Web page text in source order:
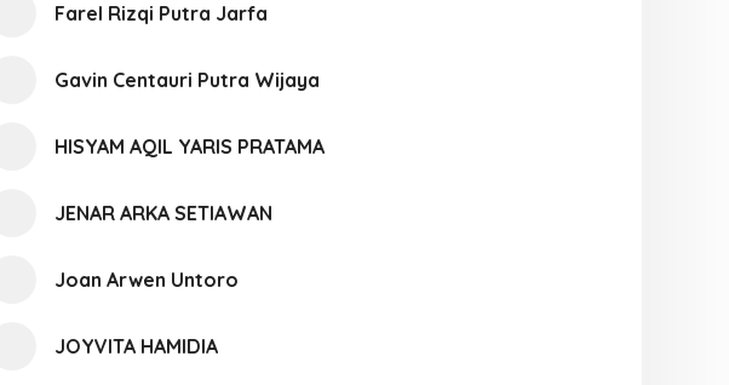
Farel Rizqi Putra Jarfa
Gavin Centauri Putra Wijaya
HISYAM AQIL YARIS PRATAMA
JENAR ARKA SETIAWAN
Joan Arwen Untoro
JOYVITA HAMIDIA